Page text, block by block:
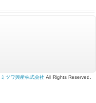
ミツワ興産株式会社 All Rights Reserved.